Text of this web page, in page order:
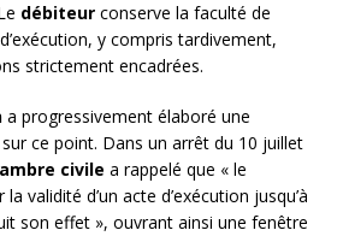
débiteur conserve la faculté de
y compris tardivement,
strictement encadrées.
a progressivement élaboré une
ce point. Dans un arrêt du 10 juillet
civile a rappelé que « le
validité d’un acte d’exécution jusqu’à
son effet », ouvrant ainsi une fenêtre